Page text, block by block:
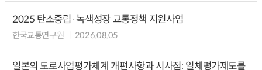
2025 탄소중립·녹색성장 교통정책 지원사업
한국교통연구원 2026.08.05
일본의 도로사업평가체계 개편사항과 시사점: 일체평가제도를